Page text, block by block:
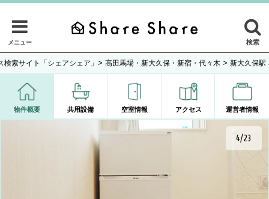
メニュー 検索
検索サイト「シェアシェア」 > 高田馬場・新大久保・新宿・代々木 > 新大久保駅
物件概要 共用設備 空室情報 アクセス 運営者情報
4/23